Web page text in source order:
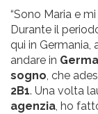
“Sono Maria e
Durante il
qui in Germania,
andare in
sogno, che
2B1. Una volta
agenzia, ho